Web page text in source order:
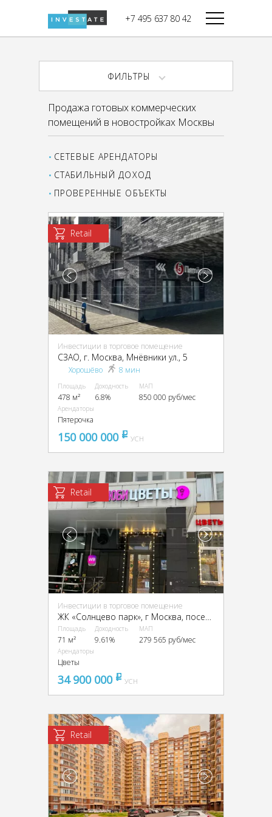
+7 495 637 80 42
Дикси
Магнолия
В башне
Запад
Башня Федерация-I
Восток
Город Столиц,
Северный блок
Южный блок
ФИЛЬТРЫ
Продажа готовых коммерческих
помещений в новостройках Москвы
СЕТЕВЫЕ АРЕНДАТОРЫ
СТАБИЛЬНЫЙ ДОХОД
ПРОВЕРЕННЫЕ ОБЪЕКТЫ
Retail
Инвестиции в торговое помещение
CЗАО, г. Москва, Мнёвники ул., 5
Хорошёво 8 мин
Площадь
478 м²
Доходность
6.8%
МАП
850 000 руб/мес
Арендаторы
Пятерочка
150 000 000 pуб
УСН
Retail
Инвестиции в торговое помещение
Площадь
71 м²
Доходность
9.61%
МАП
279 565 руб/мес
Арендаторы
Цветы
34 900 000 pуб
УСН
Retail